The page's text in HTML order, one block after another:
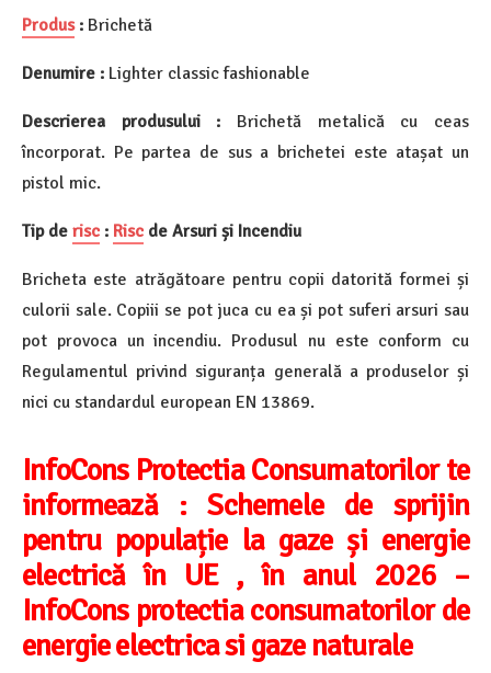
Produs: Brichetă
Denumire : Lighter classic fashionable
Descrierea produsului : Brichetă metalică cu ceas
încorporat. Pe partea de sus a brichetei este atașat un
pistol mic.
Tip de risc : Risc de Arsuri și Incendiu
Bricheta este atrăgătoare pentru copii datorită formei și
culorii sale. Copiii se pot juca cu ea și pot suferi arsuri sau
pot provoca un incendiu. Produsul nu este conform cu
Regulamentul privind siguranța generală a produselor și
nici cu standardul european EN 13869.
InfoCons ProtectiaConsumatorilorte
informează :Schemele de sprijin
pentru populație la gaze și energie
electrică în UE , în anul 2026 –
InfoCons protectia consumatorilor de
energie electrica si gaze naturale